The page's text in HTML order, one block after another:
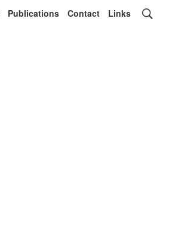
Publications Contact Links